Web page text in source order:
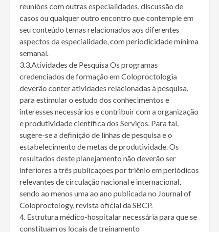
reuniões com outras especialidades, discussão de
casos ou qualquer outro encontro que contemple em
seu conteúdo temas relacionados aos diferentes
aspectos da especialidade, com periodicidade mínima
semanal.
3.3.Atividades de Pesquisa Os programas
credenciados de formação em Coloproctologia
deverão conter atividades relacionadas à pesquisa,
para estimular o estudo dos conhecimentos e
interesses necessários e contribuir com a organização
e produtividade científica dos Serviços. Para tal,
sugere-se a definição de linhas de pesquisa e o
estabelecimento de metas de produtividade. Os
resultados deste planejamento não deverão ser
inferiores a três publicações por triênio em periódicos
relevantes de circulação nacional e internacional,
sendo ao menos uma ao ano publicada no Journal of
Coloproctology, revista oficial da SBCP.
4. Estrutura médico-hospitalar necessária para que se
constituam os locais de treinamento